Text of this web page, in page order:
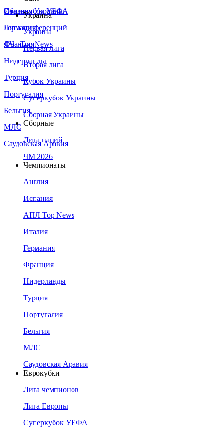
Сборная Украины
Италия
Германия
Франция
Нидерланды
Турция
Португалия
Бельгия
МЛС
Саудовская Аравия
Суперкубок УЕФА
Лига конференций
ЛЧ - Top News
Украина
Украина
Первая лига
Вторая лига
Кубок Украины
Суперкубок Украины
Сборная Украины
Сборные
Лига наций
ЧМ 2026
Чемпионаты
Англия
Испания
АПЛ Top News
Италия
Германия
Франция
Нидерланды
Турция
Португалия
Бельгия
МЛС
Саудовская Аравия
Еврокубки
Лига чемпионов
Лига Европы
Суперкубок УЕФА